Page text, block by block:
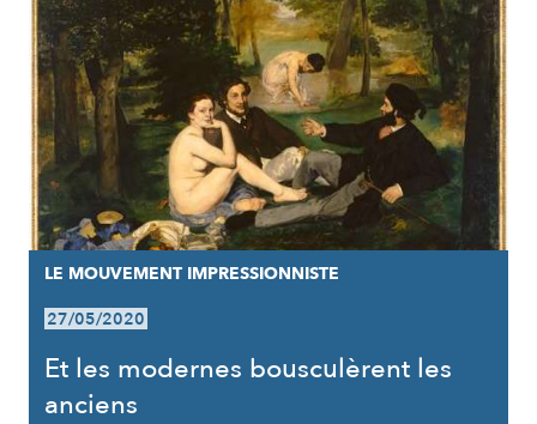
LE MOUVEMENT IMPRESSIONNISTE
27/05/2020
Et les modernes bousculèrent les
anciens